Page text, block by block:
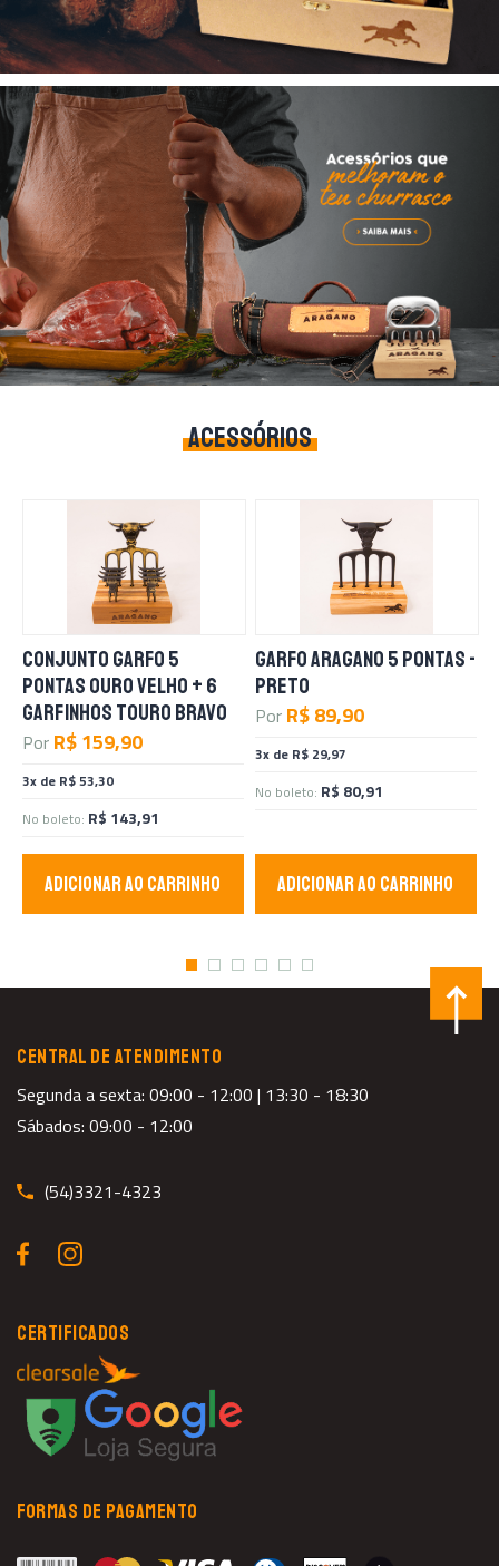
ACESSÓRIOS
CONJUNTO GARFO 5
PONTAS OURO VELHO + 6
GARFINHOS TOURO BRAVO
Por R$ 159,90
3x de R$ 53,30
No boleto: R$ 143,91
ADICIONAR AO CARRINHO
GARFO ARAGANO 5 PONTAS -
PRETO
Por R$ 89,90
3x de R$ 29,97
No boleto: R$ 80,91
ADICIONAR AO CARRINHO
CENTRAL DE ATENDIMENTO
Segunda a sexta: 09:00 - 12:00 | 13:30 - 18:30
Sábados: 09:00 - 12:00
(54)3321-4323
CERTIFICADOS
FORMAS DE PAGAMENTO